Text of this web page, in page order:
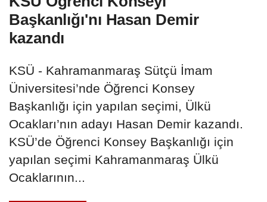
Başkanlığı'nı Hasan Demir
kazandı
KSÜ - Kahramanmaraş Sütçü İmam
Üniversitesi’nde Öğrenci Konsey
Başkanlığı için yapılan seçimi, Ülkü
Ocakları’nın adayı Hasan Demir kazandı.
KSÜ’de Öğrenci Konsey Başkanlığı için
yapılan seçimi Kahramanmaraş Ülkü
Ocaklarının...